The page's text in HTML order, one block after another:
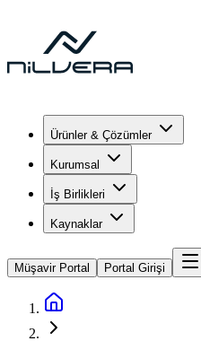
Ürünler & Çözümler
Kurumsal
İş Birlikleri
Kaynaklar
Müşavir Portal Portal Girişi